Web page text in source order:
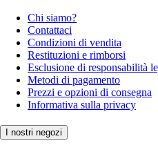
Chi siamo?
Contattaci
Condizioni di vendita
Restituzioni e rimborsi
Esclusione di responsabilità
Metodi di pagamento
Prezzi e opzioni di consegna
Informativa sulla privacy
I nostri negozi